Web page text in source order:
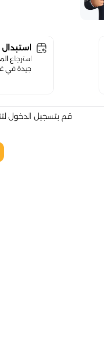
استبدال
استرجاع
جيدة في غضون
قم بتسجيل الدخول